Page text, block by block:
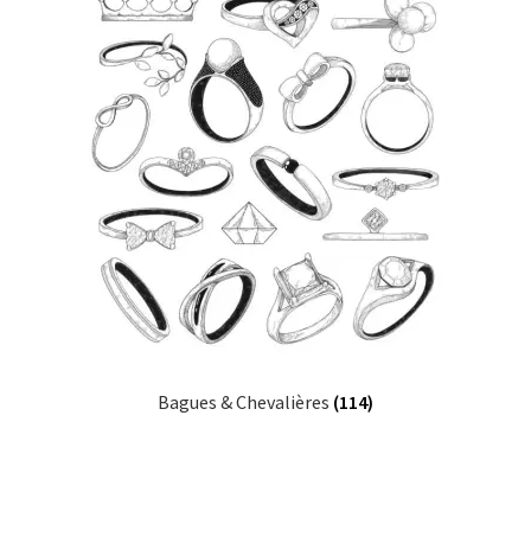
Bagues & Chevalières (114)